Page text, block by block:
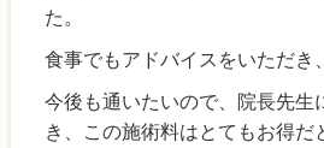
た。
食事でもアドバイスをいただき
今後も通いたいので、院長先生
き、この施術料はとてもお得だ